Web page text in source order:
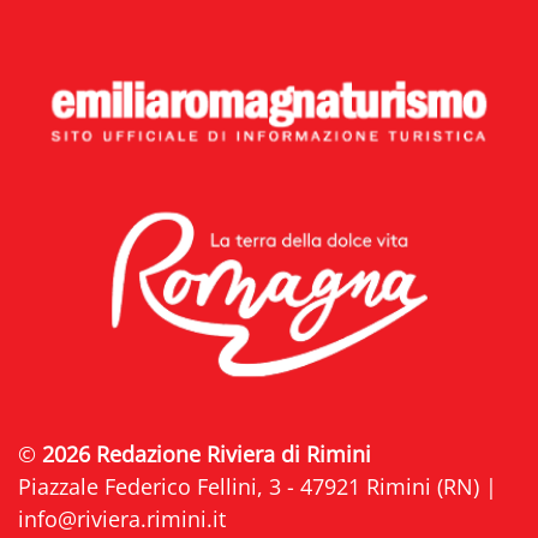
© 2026 Redazione Riviera di Rimini
Piazzale Federico Fellini, 3 - 47921 Rimini (RN) |
info@riviera.rimini.it